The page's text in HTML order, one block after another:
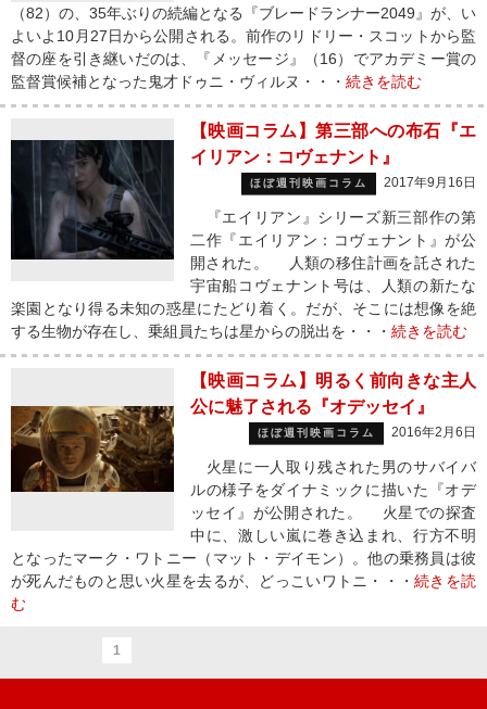
（82）の、35年ぶりの続編となる『ブレードランナー2049』が、い
よいよ10月27日から公開される。前作のリドリー・スコットから監
督の座を引き継いだのは、『メッセージ』（16）でアカデミー賞の
監督賞候補となった鬼才ドゥニ・ヴィルヌ・・・ 続きを読む
【映画コラム】第三部への布石『エ
イリアン：コヴェナント』
ほぼ週刊映画コラム 2017年9月16日
『エイリアン』シリーズ新三部作の第
二作『エイリアン：コヴェナント』が公
開された。 人類の移住計画を託された
宇宙船コヴェナント号は、人類の新たな
楽園となり得る未知の惑星にたどり着く。だが、そこには想像を絶
する生物が存在し、乗組員たちは星からの脱出を・・・ 続きを読む
【映画コラム】明るく前向きな主人
公に魅了される『オデッセイ』
ほぼ週刊映画コラム 2016年2月6日
火星に一人取り残された男のサバイバ
ルの様子をダイナミックに描いた『オデ
ッセイ』が公開された。 火星での探査
中に、激しい嵐に巻き込まれ、行方不明
となったマーク・ワトニー（マット・デイモン）。他の乗務員は彼
が死んだものと思い火星を去るが、どっこいワトニ・・・続きを読
む
1